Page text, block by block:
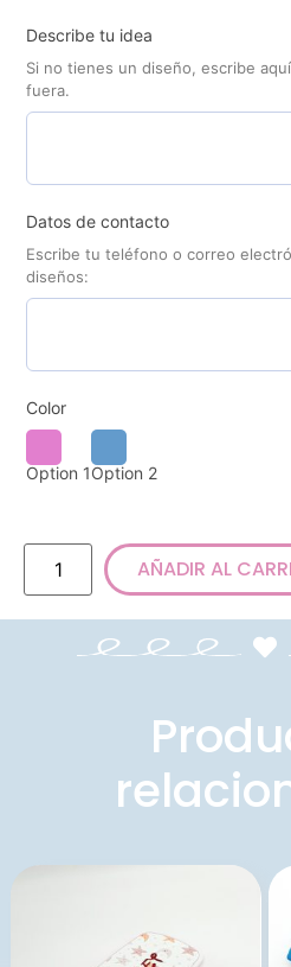
Describe tu idea
Si no tienes un diseño, escribe
fuera.
Datos de contacto
Escribe tu teléfono o correo
diseños:
Color
Option 1Option 2
AÑADIR AL